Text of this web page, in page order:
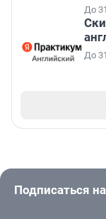
До
До
Подписаться